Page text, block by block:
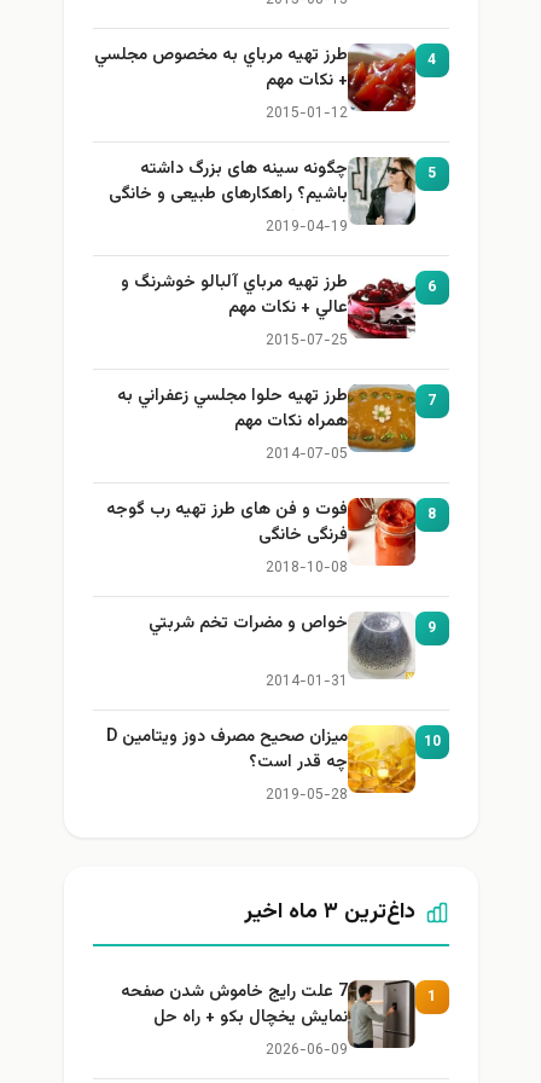
4
طرز تهيه مرباي به مخصوص مجلسي
+ نكات مهم
2015-01-12
5
چگونه سینه های بزرگ داشته
باشیم؟ راهکارهای طبیعی و خانگی
برای بزرگ کردن سینه
2019-04-19
6
طرز تهيه مرباي آلبالو خوشرنگ و
عالي + نكات مهم
2015-07-25
7
طرز تهيه حلوا مجلسي زعفراني به
همراه نكات مهم
2014-07-05
8
فوت و فن های طرز تهیه رب گوجه
فرنگی خانگی
2018-10-08
9 خواص و مضرات تخم شربتي
2014-01-31
10
میزان صحیح مصرف دوز ویتامین D
چه قدر است؟
2019-05-28
داغ‌ترین ۳ ماه اخیر
1
7 علت رایج خاموش شدن صفحه
نمایش یخچال بکو + راه حل
2026-06-09